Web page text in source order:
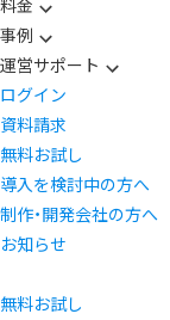
料金
事例
運営サポート
ログイン
資料請求
無料お試し
導入を検討中の方へ
制作・開発会社の方へ
お知らせ
無料お試し